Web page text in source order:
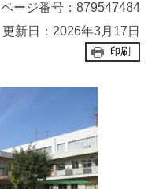
ページ番号：879547484
更新日：2026年3月17日
印刷